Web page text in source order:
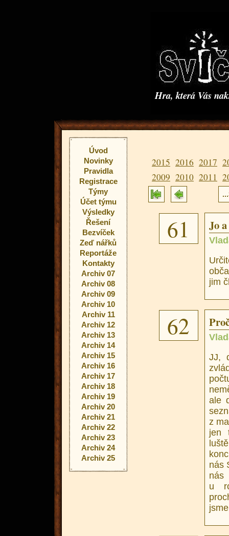
Hra, která Vás
Úvod
Novinky
Pravidla
Registrace
Týmy
Účet týmu
Výsledky
Řešení
Bezvíček
Zeď nářků
Reportáže
Kontakty
Archiv 07
Archiv 08
Archiv 09
Archiv 10
Archiv 11
Archiv 12
Archiv 13
Archiv 14
Archiv 15
Archiv 16
Archiv 17
Archiv 18
Archiv 19
Archiv 20
Archiv 21
Archiv 22
Archiv 23
Archiv 24
Archiv 25
2017
2016
2015
2011
2010
2009
61 Jo
jim
62
JJ,
ale
z
jen
nás
u